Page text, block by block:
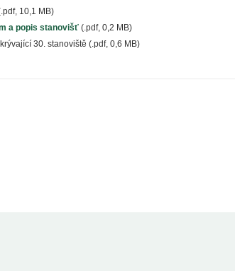
10,1 MB)
a popis stanovišť (.pdf, 0,2 MB)
30. stanoviště (.pdf, 0,6 MB)